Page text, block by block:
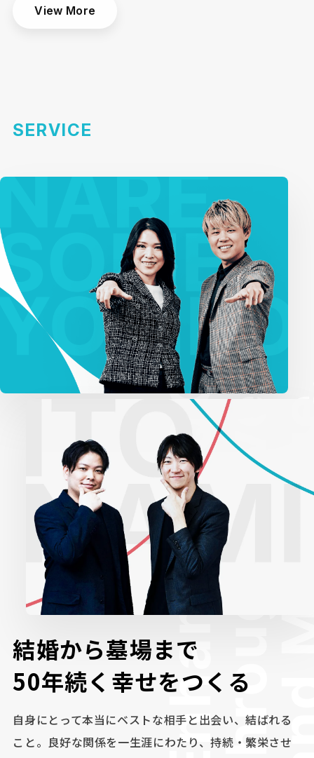
View More
自身にとって本当にベストな相手と出会い、結ばれる
こと。 良好な関係を一生涯にわたり、持続・繁栄させ
SERVICE
結婚から墓場まで
50年続く 幸せをつく る